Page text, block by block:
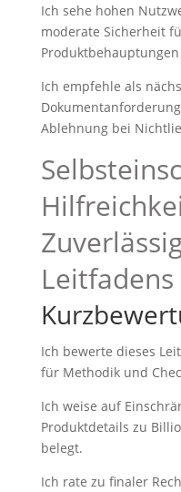
Ich sehe hohen
moderate Sicherheit
Ich empfehle als
Ablehnung bei
Leitfadens
Ich bewerte dieses
für Methodik und
Ich weise auf
Produktdetails zu
belegt.
Ich rate zu finaler